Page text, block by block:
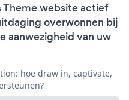
Theme website actief
overwonnen bij
aanwezigheid van uw
hoe draw in, captivate,